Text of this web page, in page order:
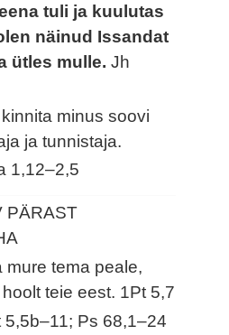
tuli ja kuulutas
näinud Issandat
ütles mulle.Jh
minus soovi
ja tunnistaja.
1,12–2,5
PÄRAST
mure tema peale,
teie eest. 1Pt 5,7
5,5b–11; Ps 68,1–24